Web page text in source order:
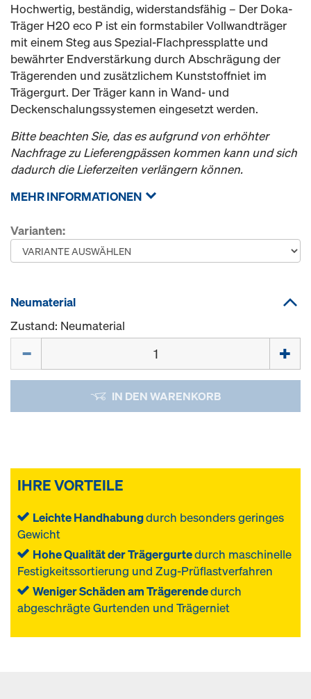
Hochwertig, beständig, widerstandsfähig – Der Doka-
Träger H20 eco P ist ein formstabiler Vollwandträger
mit einem Steg aus Spezial-Flachpressplatte und
bewährter Endverstärkung durch Abschrägung der
Trägerenden und zusätzlichem Kunststoffniet im
Trägergurt. Der Träger kann in Wand- und
Deckenschalungssystemen eingesetzt werden.
Bitte beachten Sie, das es aufgrund von erhöhter
Nachfrage zu Lieferengpässen kommen kann und sich
dadurch die Lieferzeiten verlängern können.
MEHR INFORMATIONEN
Varianten:
Neumaterial
Zustand: Neumaterial
IN DEN WARENKORB
IHRE VORTEILE
Leichte Handhabungdurch besonders geringes
Gewicht
Hohe Qualität der Trägergurtedurch maschinelle
Festigkeitssortierung und Zug-Prüflastverfahren
Weniger Schäden am Trägerendedurch
abgeschrägte Gurtenden und Trägerniet